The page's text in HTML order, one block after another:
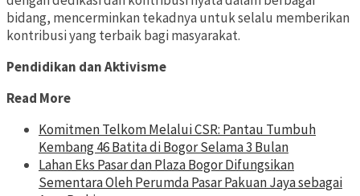
bidang, mencerminkan tekadnya untuk selalu memberikan
kontribusi yang terbaik bagi masyarakat.
Pendidikan dan Aktivisme
Read More
Komitmen Telkom Melalui CSR: Pantau Tumbuh
Kembang 46 Batita di Bogor Selama 3 Bulan
Lahan Eks Pasar dan Plaza Bogor Difungsikan
Sementara Oleh Perumda Pasar Pakuan Jaya sebagai